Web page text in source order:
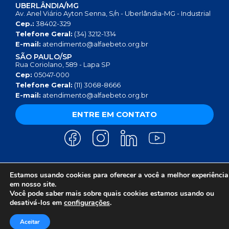
UBERLÂNDIA/MG
Av. Anel Viário Ayton Senna, S/n - Uberlândia-MG - Industrial
Cep.: 38402-329
Telefone Geral: (34) 3212-1314
E-mail: atendimento@alfaebeto.org.br
SÃO PAULO/SP
Rua Coriolano, 589 - Lapa SP
Cep: 05047-000
Telefone Geral: (11) 3068-8666
E-mail: atendimento@alfaebeto.org.br
ENTRE EM CONTATO
AVISO DE PRIVACIDADE POLÍTICA DE PRIVACIDADE
AVISO SOBRE COOKIES
COPYRIGHT 2025 © INSTITUTO ALFA E BETO - 08.458.084/0001-13
Estamos usando cookies para oferecer a você a melhor experiência
em nosso site.
Você pode saber mais sobre quais cookies estamos usando ou
desativá-los em configurações.
Aceitar